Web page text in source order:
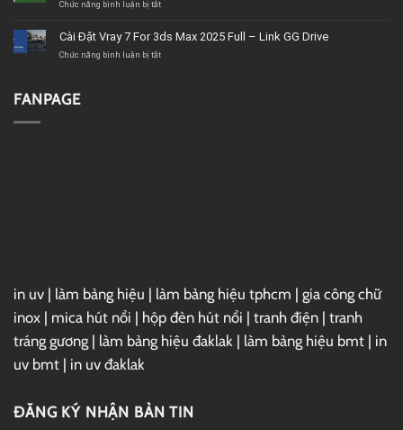
giá
lượng
Ultimate
Link
GG
Chức năng bình luận bị tắtở
Project
2019
Cài Đặt Vray 7 For 3ds Max 2025 Full – Link GG Drive
Chức năng bình luận bị tắtở
FANPAGE
in uv | làm bảng hiệu | làm bảng hiệu tphcm | gia công chữ
inox | mica hút nổi | hộp đèn hút nổi | tranh điện | tranh
tráng gương | làm bảng hiệu đaklak | làm bảng hiệu bmt | in
uv bmt | in uv đaklak
ĐĂNG KÝ NHẬN BẢN TIN